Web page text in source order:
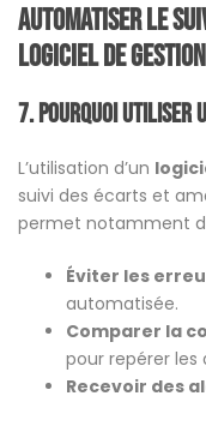
Automatiser le
logiciel de gestion
7. Pourquoi utiliser
L’utilisation d’un
suivi des écarts et
permet notamment
Éviter les
automatisée.
Comparer la
pour repérer les
Recevoir des